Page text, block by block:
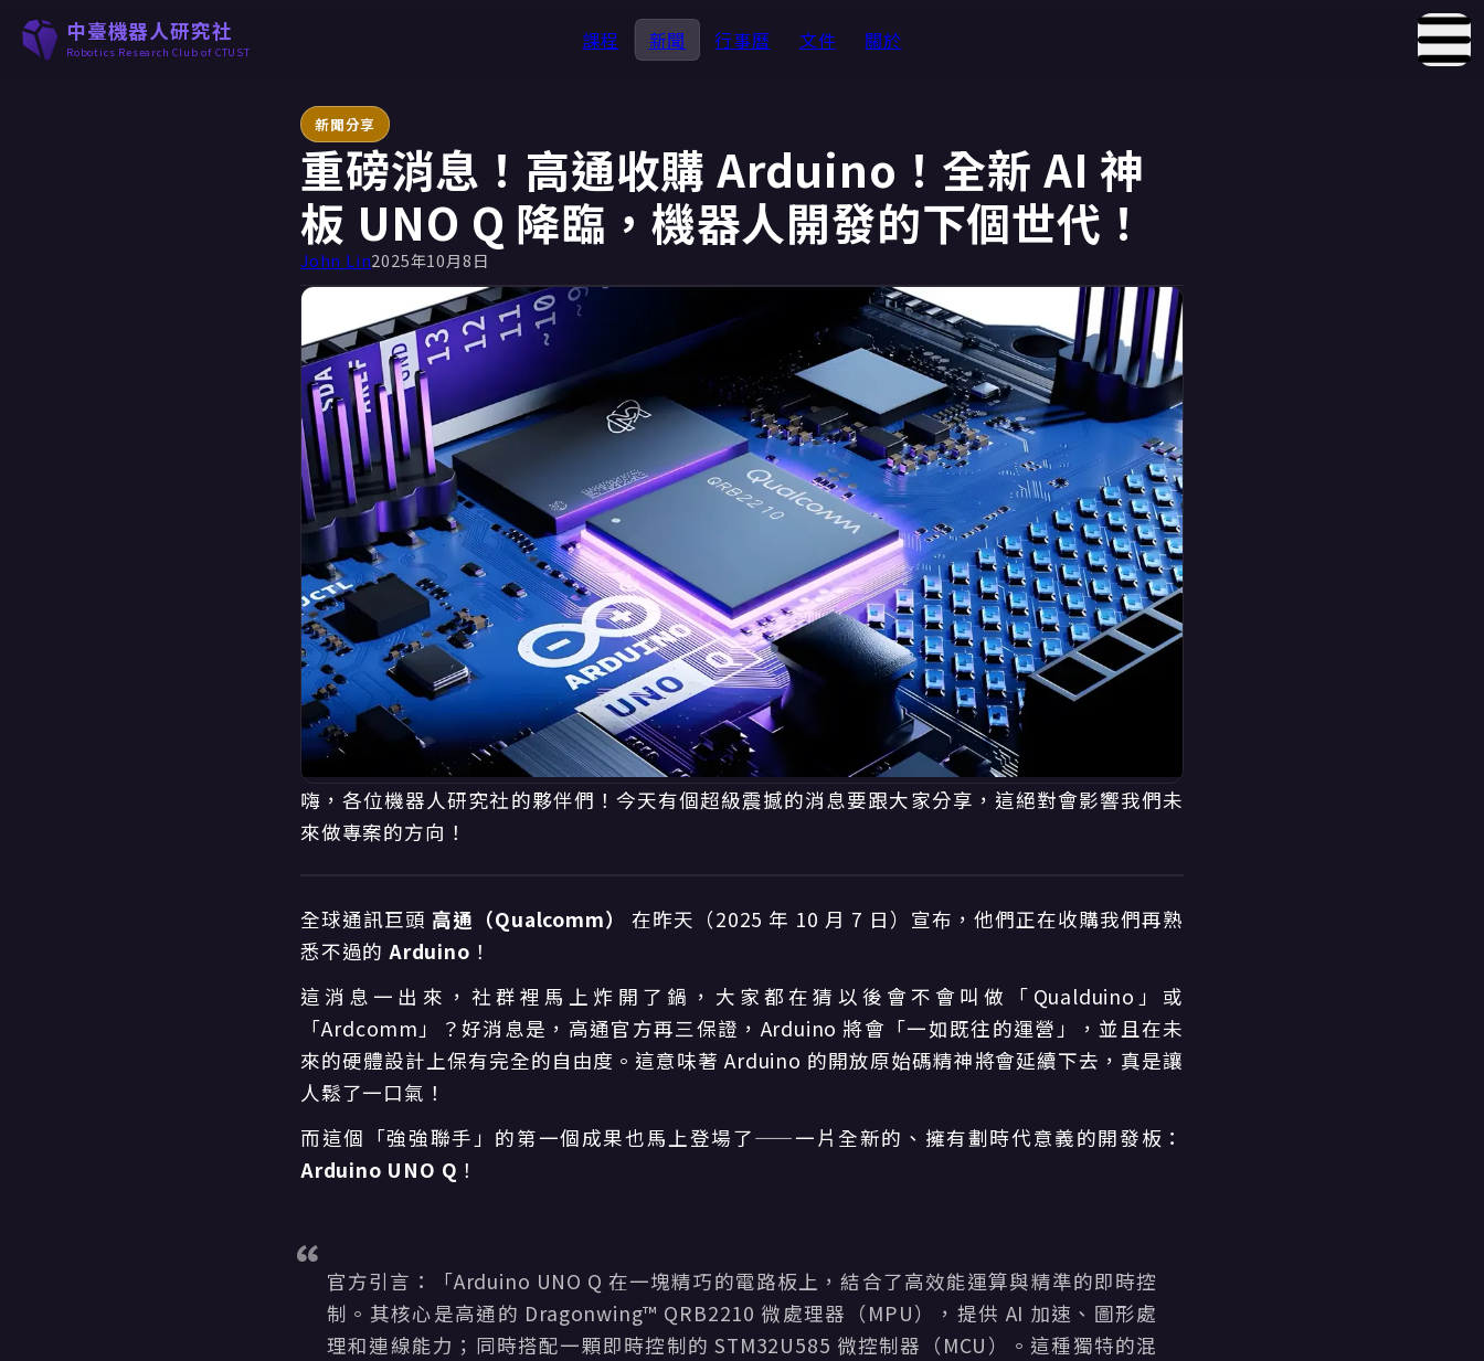
中臺機器人研究社
Robotics Research Club of CTUST 課程 新聞 行事曆 文件 關於
新聞分享
重磅消息！高通收購 Arduino！全新 AI 神
板 UNO Q 降臨，機器人開發的下個世代！
John Lin2025年10月8日
嗨，各位機器人研究社的夥伴們！今天有個超級震撼的消息要跟大家分享，這絕對會影響我們未
來做專案的方向！
全球通訊巨頭 高通（Qualcomm）
在昨天（2025 年 10 月 7 日）宣布，他們正在收購我們再熟
悉不過的 Arduino ！
這消息一出來，社群裡馬上炸開了鍋，大家都在猜以後會不會叫做「Qualduino」或
「Ardcomm」？好消息是，高通官方再三保證，Arduino 將會「一如既往的運營」，並且在未
來的硬體設計上保有完全的自由度。這意味著 Arduino 的開放原始碼精神將會延續下去，真是讓
人鬆了一口氣！
而這個「強強聯手」的第一個成果也馬上登場了——一片全新的、擁有劃時代意義的開發板：
Arduino UNO Q ！
官方引言：「Arduino UNO Q 在一塊精巧的電路板上，結合了高效能運算與精準的即時控
制。其核心是高通的 Dragonwing™ QRB2210 微處理器（MPU），提供 AI 加速、圖形處
理和連線能力；同時搭配一顆即時控制的 STM32U585 微控制器（MCU）。這種獨特的混